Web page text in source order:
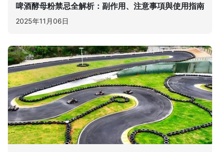
啤酒酵母粉禁忌全解析：副作用、注意事項與使用指南
2025年11月06日